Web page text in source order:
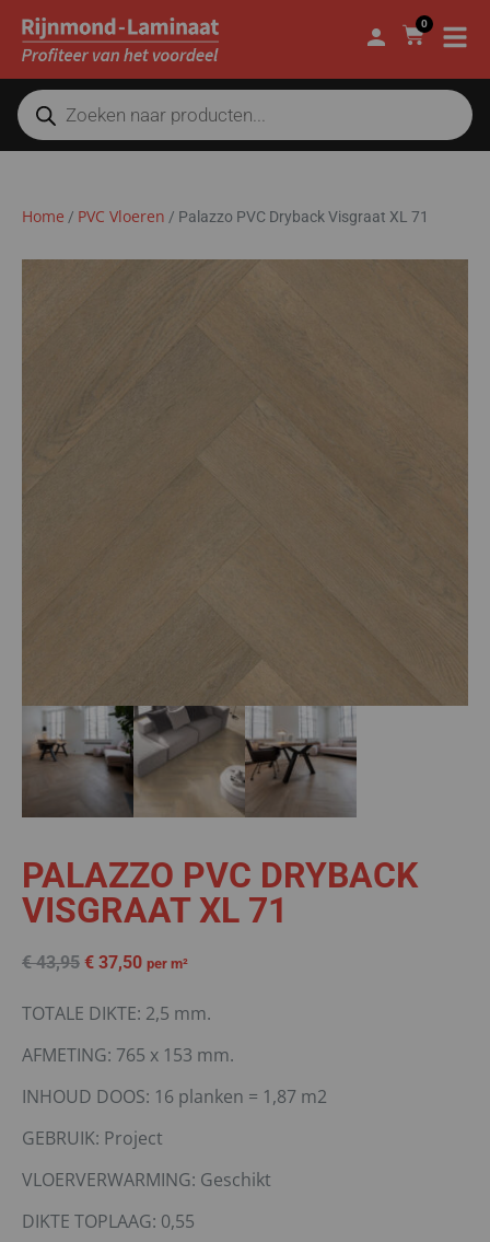
0
Home / PVC Vloeren / Palazzo PVC Dryback Visgraat XL 71
PALAZZO PVC DRYBACK
VISGRAAT XL 71
€43,95 € 37,50 per m²
TOTALE DIKTE: 2,5 mm.
AFMETING: 765 x 153 mm.
INHOUD DOOS: 16 planken = 1,87 m2
GEBRUIK: Project
VLOERVERWARMING: Geschikt
DIKTE TOPLAAG: 0,55